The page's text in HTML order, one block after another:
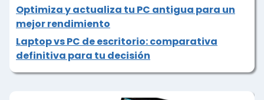
Optimiza y actualiza tu PC antigua para un
mejor rendimiento
Laptop vs PC de escritorio: comparativa
definitiva para tu decisión